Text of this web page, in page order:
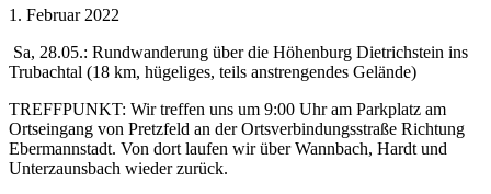
1. Februar 2022
Sa, 28.05.: Rundwanderung über die Höhenburg Dietrichstein ins
Trubachtal (18 km, hügeliges, teils anstrengendes Gelände)
TREFFPUNKT: Wir treffen uns um 9:00 Uhr am Parkplatz am
Ortseingang von Pretzfeld an der Ortsverbindungsstraße Richtung
Ebermannstadt. Von dort laufen wir über Wannbach, Hardt und
Unterzaunsbach wieder zurück.